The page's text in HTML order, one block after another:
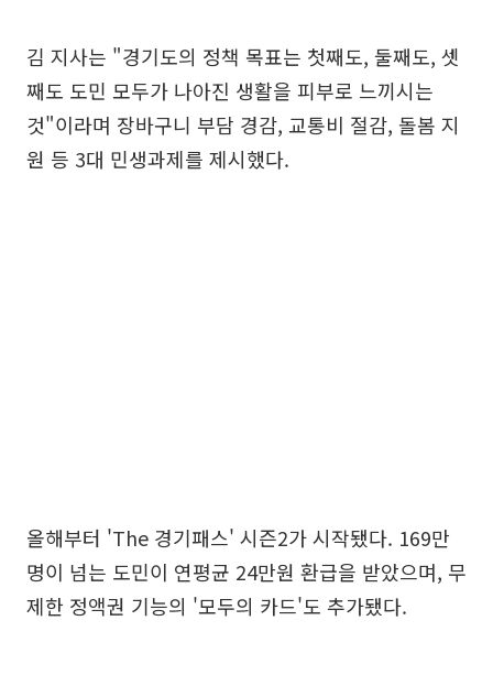
김 지사는 "경기도의 정책 목표는 첫째도, 둘째도, 셋
째도 도민 모두가 나아진 생활을 피부로 느끼시는
것"이라며 장바구니 부담 경감, 교통비 절감, 돌봄 지
원 등 3대 민생과제를 제시했다.
올해부터 'The 경기패스' 시즌2가 시작됐다. 169만
명이 넘는 도민이 연평균 24만원 환급을 받았으며, 무
제한 정액권 기능의 '모두의 카드'도 추가됐다.